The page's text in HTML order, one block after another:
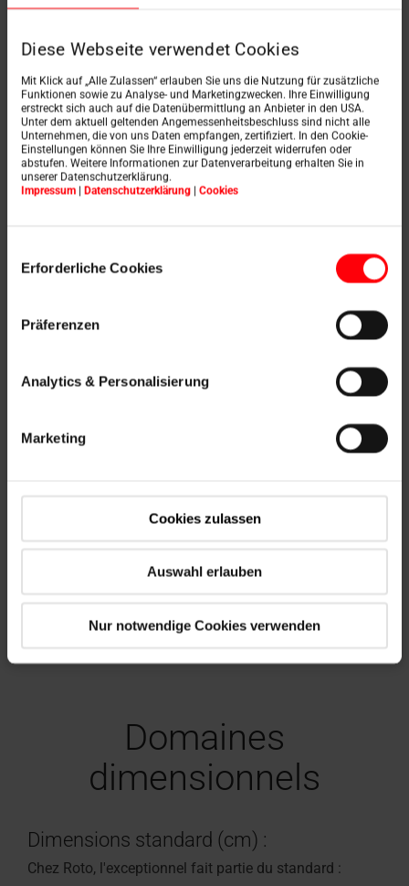
Diese Webseite verwendet Cookies
Mit Klick auf „Alle Zulassen“ erlauben Sie uns die Nutzung für zusätzliche
Funktionen sowie zu Analyse- und Marketingzwecken. Ihre Einwilligung
erstreckt sich auch auf die Datenübermittlung an Anbieter in den USA.
Unter dem aktuell geltenden Angemessenheitsbeschluss sind nicht alle
Unternehmen, die von uns Daten empfangen, zertifiziert. In den Cookie-
Einstellungen können Sie Ihre Einwilligung jederzeit widerrufen oder
abstufen. Weitere Informationen zur Datenverarbeitung erhalten Sie in
unserer Datenschutzerklärung.
Impressum | Datenschutzerklärung | Cookies
Erforderliche Cookies
Präferenzen
Analytics & Personalisierung
Marketing
Cookies zulassen
Auswahl erlauben
Nur notwendige Cookies verwenden
Escalier
Echelle en bois, 3 parties en bois résineux
dimensions des marches : 8 x 33 cm
Marches avec profil antidérapant
capacité de charge : 150 kg
Réglage de l'inclinaison par vis de réglage
prêt à être installé
Pieds de protection
blanches (plastique)
Caisson de trappe pré-percé
Domaines
dimensionnels
Dimensions standard (cm) :
Chez Roto, l'exceptionnel fait partie du standard :